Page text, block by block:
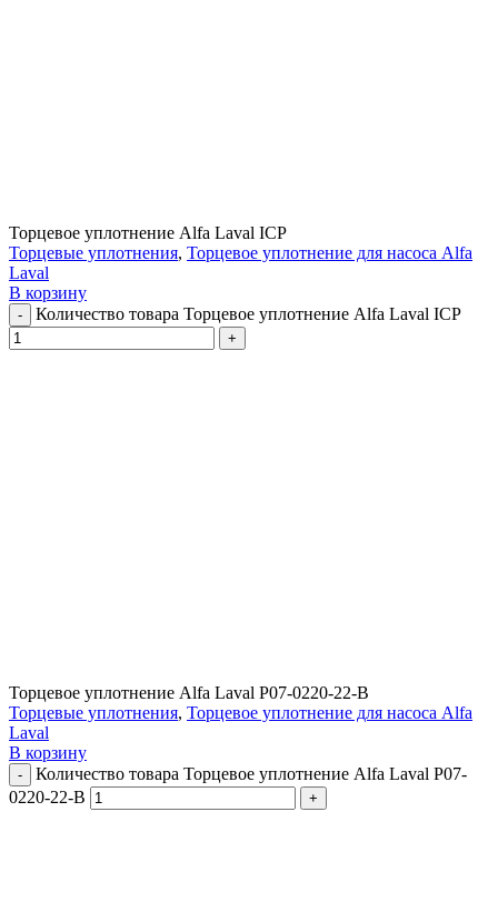
Торцевое уплотнение Alfa Laval ICP
Торцевые уплотнения, Торцевое уплотнение для насоса Alfa
Laval
В корзину
Количество товара Торцевое уплотнение Alfa Laval ICP
Торцевое уплотнение Alfa Laval P07-0220-22-B
Торцевые уплотнения, Торцевое уплотнение для насоса Alfa
Laval
В корзину
Количество товара Торцевое уплотнение Alfa Laval P07-
0220-22-B